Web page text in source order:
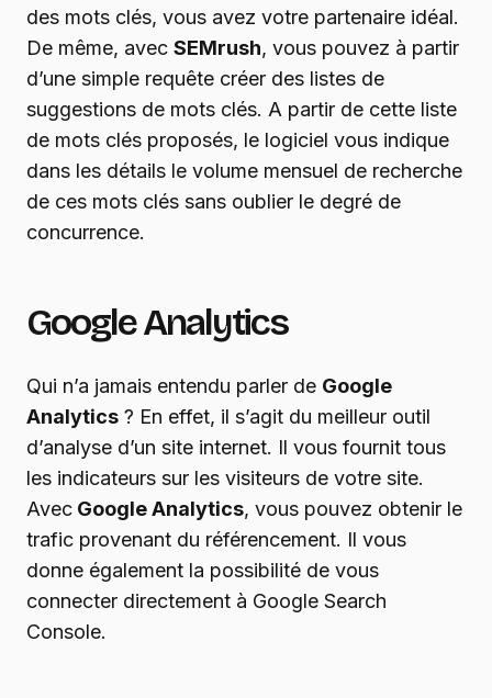
des mots clés, vous avez votre partenaire idéal.
De même, avec SEMrush, vous pouvez à partir
d’une simple requête créer des listes de
suggestions de mots clés. A partir de cette liste
de mots clés proposés, le logiciel vous indique
dans les détails le volume mensuel de recherche
de ces mots clés sans oublier le degré de
concurrence.
Google Analytics
Qui n’a jamais entendu parler de Google
Analytics ? En effet, il s’agit du meilleur outil
d’analyse d’un site internet. Il vous fournit tous
les indicateurs sur les visiteurs de votre site.
Avec Google Analytics, vous pouvez obtenir le
trafic provenant du référencement. Il vous
donne également la possibilité de vous
connecter directement à Google Search
Console.